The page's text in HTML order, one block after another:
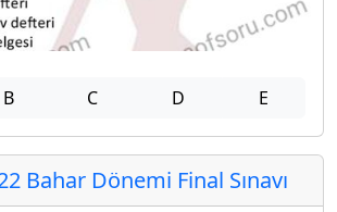
B C D E
Bahar Dönemi Final Sınavı